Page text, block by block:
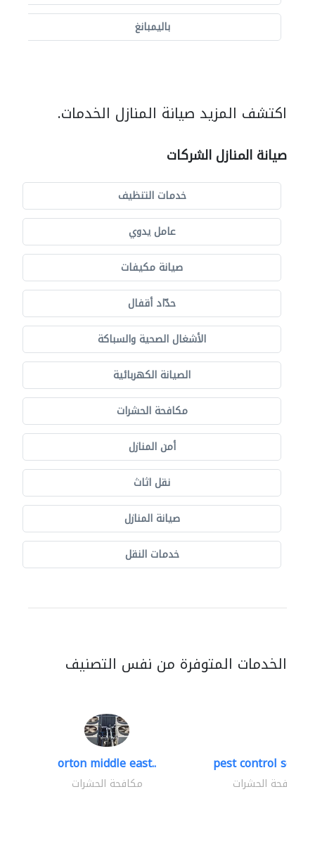
باليمبانغ
اكتشف المزيد صيانة المنازل الخدمات.
صيانة المنازل الشركات
خدمات التنظيف
عامل يدوي
صيانة مكيفات
حدّاد أقفال
الأشغال الصحية والسباكة
الصيانة الكهربائية
مكافحة الحشرات
أمن المنازل
نقل اثاث
صيانة المنازل
خدمات النقل
الخدمات المتوفرة من نفس التصنيف
orton middle east..
مكافحة الحشرات
pest control
مكافحة الحشرات